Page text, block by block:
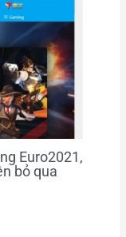
Euro2021,
bỏ qua